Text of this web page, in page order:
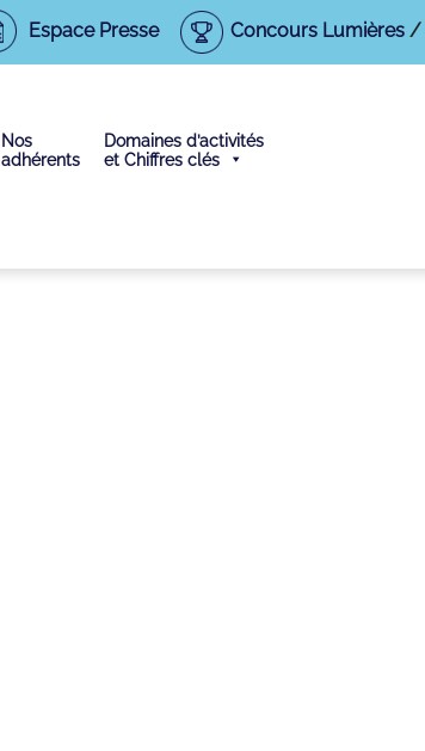
Espace Presse Concours Lumières/
Nos
adhérents
Domaines d’activités
et Chiffres clés